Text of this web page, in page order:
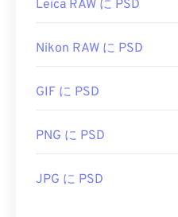
Leica RAW に PSD
Nikon RAW に PSD
GIF に PSD
PNG に PSD
JPG に PSD